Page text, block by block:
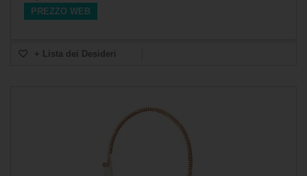
PREZZO WEB
+ Lista dei Desideri